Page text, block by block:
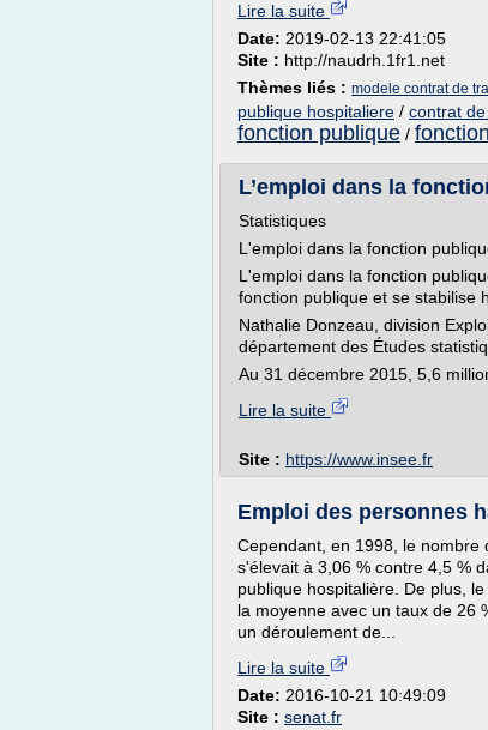
Lire la suite
Date: 2019-02-13 22:41:05
Site : http://naudrh.1fr1.net
Thèmes liés : modele contrat de
publique hospitaliere / contrat
fonction publique /
L’emploi dans la
Statistiques
L'emploi dans la fonction
L'emploi dans la fonction
fonction publique et se stabilise
Nathalie Donzeau, division
département des Études
Au 31 décembre 2015, 5,6
Lire la suite
Site : https://www.insee.fr
Emploi des personnes
Cependant, en 1998, le nombre
s'élevait à 3,06 % contre 4,5 %
publique hospitalière. De plus,
la moyenne avec un taux de 26
un déroulement de...
Lire la suite
Date: 2016-10-21 10:49:09
Site : senat.fr